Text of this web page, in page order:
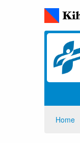
Home